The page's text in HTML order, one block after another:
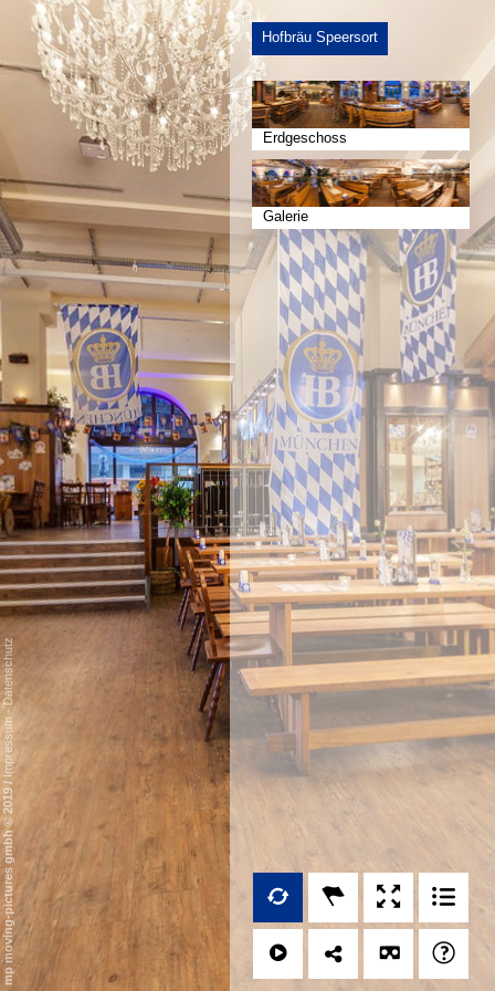
Hofbräu Speersort
Erdgeschoss
Galerie
mp moving-pictures gmbh © 2019
/
Impressum
-
Datenschutz